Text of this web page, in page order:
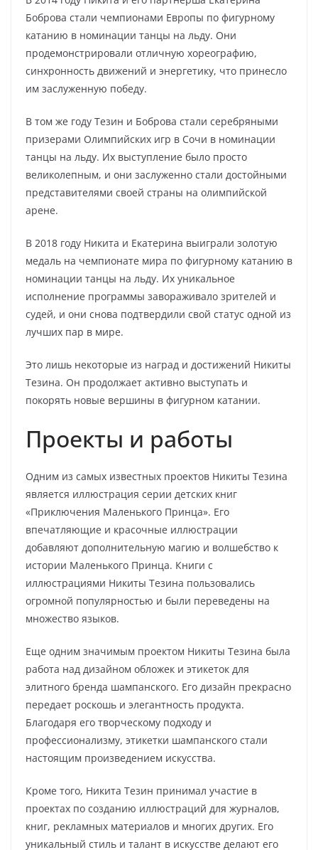
Боброва стали чемпионами Европы по фигурному
катанию в номинации танцы на льду. Они
продемонстрировали отличную хореографию,
синхронность движений и энергетику, что принесло
им заслуженную победу.
В том же году Тезин и Боброва стали серебряными
призерами Олимпийских игр в Сочи в номинации
танцы на льду. Их выступление было просто
великолепным, и они заслуженно стали достойными
представителями своей страны на олимпийской
арене.
В 2018 году Никита и Екатерина выиграли золотую
медаль на чемпионате мира по фигурному катанию в
номинации танцы на льду. Их уникальное
исполнение программы завораживало зрителей и
судей, и они снова подтвердили свой статус одной из
лучших пар в мире.
Это лишь некоторые из наград и достижений Никиты
Тезина. Он продолжает активно выступать и
покорять новые вершины в фигурном катании.
Проекты и работы
Одним из самых известных проектов Никиты Тезина
является иллюстрация серии детских книг
«Приключения Маленького Принца». Его
впечатляющие и красочные иллюстрации
добавляют дополнительную магию и волшебство к
истории Маленького Принца. Книги с
иллюстрациями Никиты Тезина пользовались
огромной популярностью и были переведены на
множество языков.
Еще одним значимым проектом Никиты Тезина была
работа над дизайном обложек и этикеток для
элитного бренда шампанского. Его дизайн прекрасно
передает роскошь и элегантность продукта.
Благодаря его творческому подходу и
профессионализму, этикетки шампанского стали
настоящим произведением искусства.
Кроме того, Никита Тезин принимал участие в
проектах по созданию иллюстраций для журналов,
книг, рекламных материалов и многих других. Его
уникальный стиль и талант в искусстве делают его